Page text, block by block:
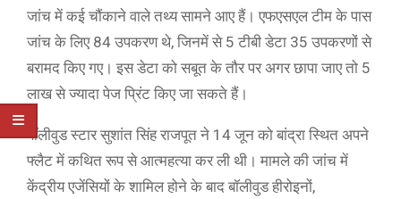
जांच में कई चौंकाने वाले तथ्य सामने आए हैं। एफएसएल टीम के पास
जांच के लिए 84 उपकरण थे, जिनमें से 5 टीबी डेटा 35 उपकरणों से
बरामद किए गए। इस डेटा को सबूत के तौर पर अगर छापा जाए तो 5
लाख से ज्यादा पेज प्रिंट किए जा सकते हैं।
बॉलीवुड स्टार सुशांत सिंह राजपूत ने 14 जून को बांद्रा स्थित अपने
फ्लैट में कथित रूप से आत्महत्या कर ली थी। मामले की जांच में
केंद्रीय एजेंसियों के शामिल होने के बाद बॉलीवुड हीरोइनों,